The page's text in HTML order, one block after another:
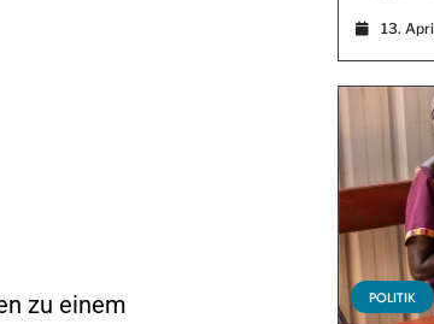
zu einem
13.
POLITIK